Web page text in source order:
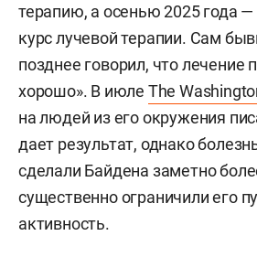
терапию, а осенью 2025 года
курс лучевой терапии. Сам
позднее говорил, что лечение
хорошо». В июле The
на людей из его окружения
дает результат, однако
сделали Байдена заметно
существенно ограничили его
активность.